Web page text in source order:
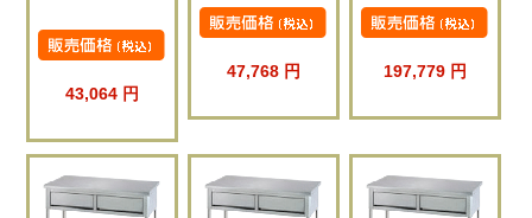
43,064 円
47,768 円 197,779 円